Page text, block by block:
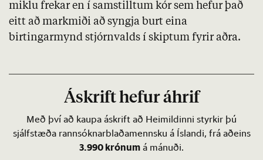
miklu frekar en í samstilltum kór sem hefur það
eitt að markmiði að syngja burt eina
birtingarmynd stjórnvalds í skiptum fyrir aðra.
Áskrift hefur áhrif
Með því að kaupa áskrift að Heimildinni styrkir þú
sjálfstæða rannsóknarblaðamennsku á Íslandi, frá aðeins
3.990 krónum á mánuði.